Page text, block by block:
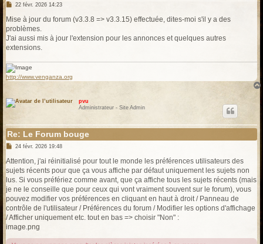
M
s
s
a
g
e
22 févr. 2026 14:23
Mise à jour du forum (v3.3.8 => v3.3.15) effectuée, dites-moi s'il y a des
problèmes.
J'ai aussi mis à jour l'extension pour les annonces et quelques autres
extensions.
http://www.venganza.org
pvu
Administrateur - Site Admin
Re: Le Forum bouge
M
s
s
a
g
e
24 févr. 2026 19:48
Attention, j'ai réinitialisé pour tout le monde les préférences utilisateurs des
sujets récents pour que ça vous affiche par défaut uniquement les sujets non
lus. Si vous préfériez comme avant, que ça affiche tous les sujets récents (mais
je ne le conseille que pour ceux qui vont vraiment souvent sur le forum), vous
pouvez modifier vos préférences en cliquant en haut à droit / Panneau de
contrôle de l'utilisateur / Préférences du forum / Modifier les options d'affichage
/ Afficher uniquement etc. tout en bas => choisir "Non" :
image.png